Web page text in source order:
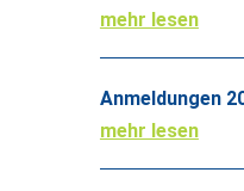
mehr lesen
Anmeldungen
mehr lesen